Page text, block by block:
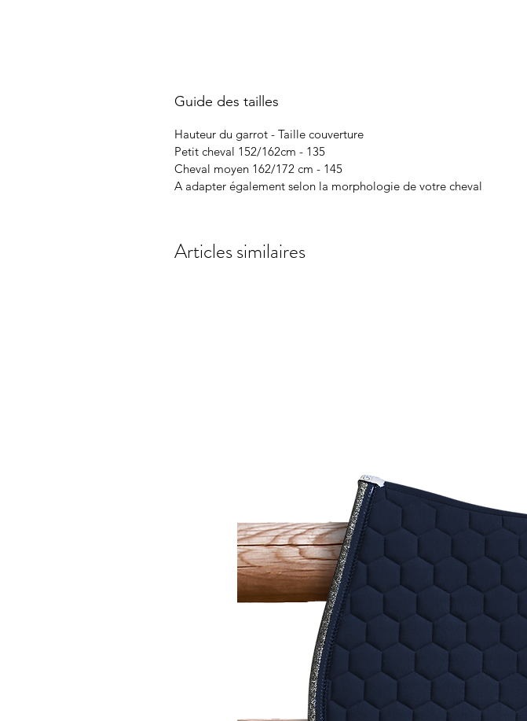
Guide des tailles
Hauteur du garrot - Taille couverture
Petit cheval 152/162cm - 135
Cheval moyen 162/172 cm - 145
A adapter également selon la morphologie de votre cheval
Articles similaires